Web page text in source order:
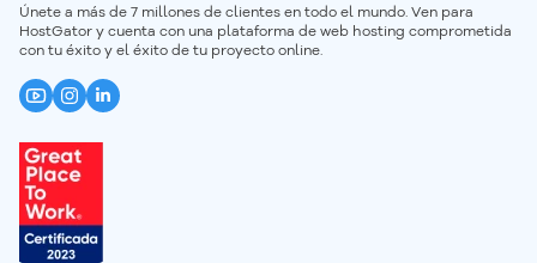
Únete a más de 7 millones de clientes en todo el mundo. Ven para
HostGator y cuenta con una plataforma de web hosting comprometida
con tu éxito y el éxito de tu proyecto online.